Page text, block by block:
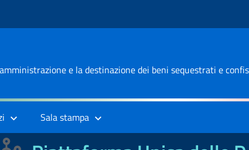
e la destinazione dei beni sequestrati e
Sala stampa